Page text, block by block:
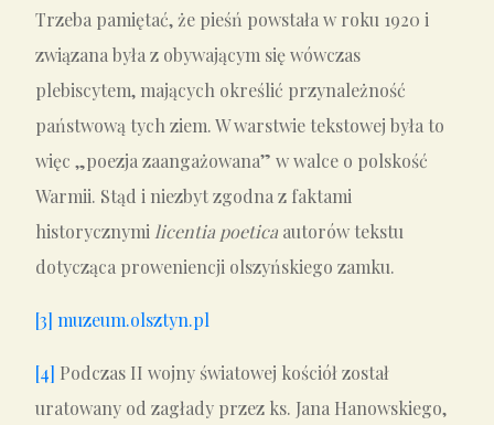
Trzeba pamiętać, że pieśń powstała w roku 1920 i
związana była z obywającym się wówczas
plebiscytem, mających określić przynależność
państwową tych ziem. W warstwie tekstowej była to
więc „poezja zaangażowana” w walce o polskość
Warmii. Stąd i niezbyt zgodna z faktami
historycznymi licentia poetica autorów tekstu
dotycząca proweniencji olszyńskiego zamku.
[3] muzeum.olsztyn.pl
[4] Podczas II wojny światowej kościół został
uratowany od zagłady przez ks. Jana Hanowskiego,